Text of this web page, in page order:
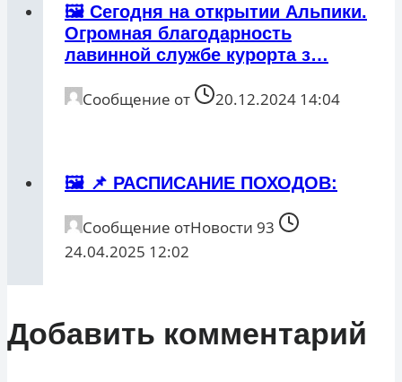
🖼 Сегодня на открытии Альпики.
Огромная благодарность
лавинной службе курорта з…
Сообщение от 20.12.2024 14:04
🖼 📌 РАСПИСАНИЕ ПОХОДОВ:
Сообщение отНовости 93
24.04.2025 12:02
Добавить комментарий